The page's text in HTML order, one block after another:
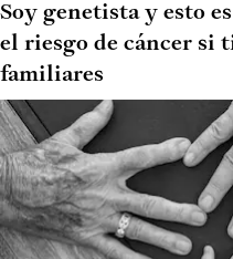
Soy genetista y esto
el riesgo de cáncer si
familiares